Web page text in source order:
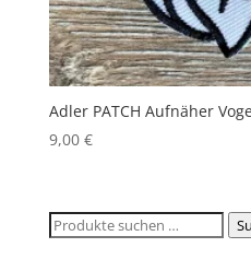
Adler PATCH Aufnäher
9,00 €
Suchen